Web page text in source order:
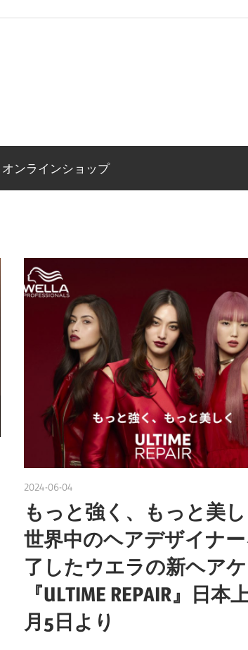
オンラインショップ
2024-06-04
もっと強く、もっと美し
世界中のヘアデザイナ
了したウエラの新ヘア
『ULTIME REPAIR』日本
月5日より